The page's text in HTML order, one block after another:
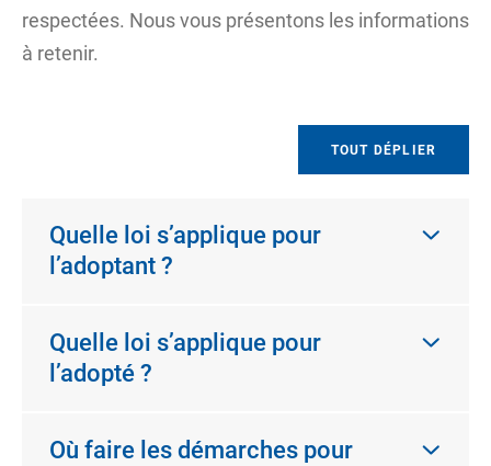
respectées. Nous vous présentons les informations
à retenir.
TOUT DÉPLIER
Quelle loi s’applique pour
l’adoptant ?
Quelle loi s’applique pour
l’adopté ?
Où faire les démarches pour